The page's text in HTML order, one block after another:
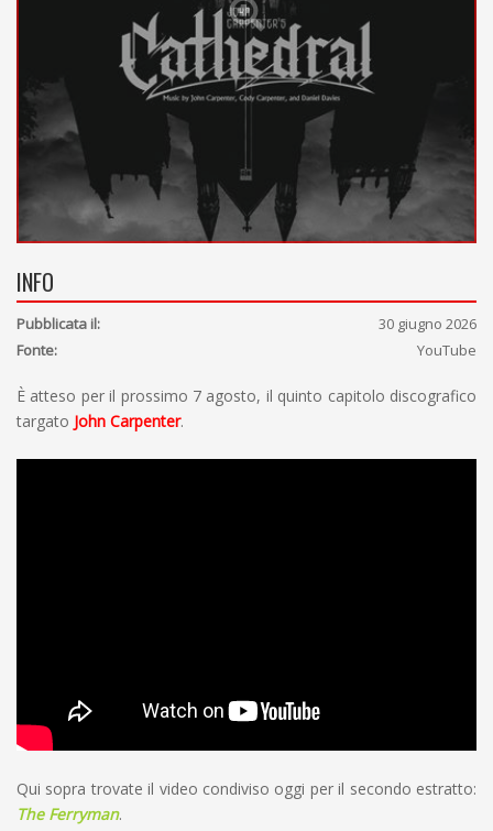
INFO
Pubblicata il:
30 giugno 2026
Fonte:
YouTube
È atteso per il prossimo 7 agosto, il quinto capitolo discografico
targato John Carpenter.
Qui sopra trovate il video condiviso oggi per il secondo estratto:
The Ferryman.